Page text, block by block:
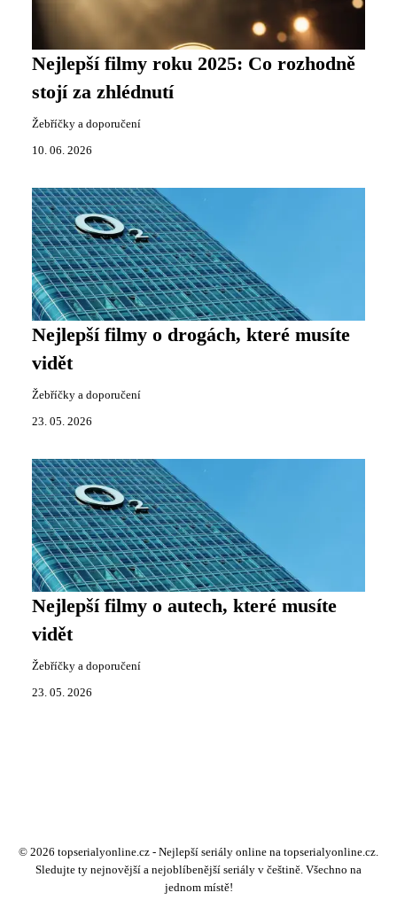
Nejlepší filmy roku 2025: Co rozhodně
stojí za zhlédnutí
Žebříčky a doporučení
10. 06. 2026
Nejlepší filmy o drogách, které musíte
vidět
Žebříčky a doporučení
23. 05. 2026
Nejlepší filmy o autech, které musíte
vidět
Žebříčky a doporučení
23. 05. 2026
© 2026 topserialyonline.cz - Nejlepší seriály online na topserialyonline.cz.
Sledujte ty nejnovější a nejoblíbenější seriály v češtině. Všechno na
jednom místě!